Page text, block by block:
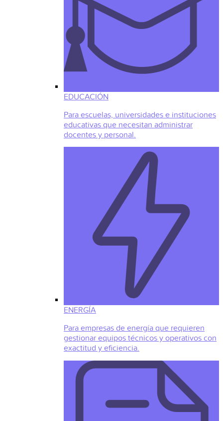
EDUCACIÓN
Para escuelas, universidades e instituciones
educativas que necesitan administrar
docentes y personal.
ENERGÍA
Para empresas de energía que requieren
gestionar equipos técnicos y operativos con
exactitud y eficiencia.